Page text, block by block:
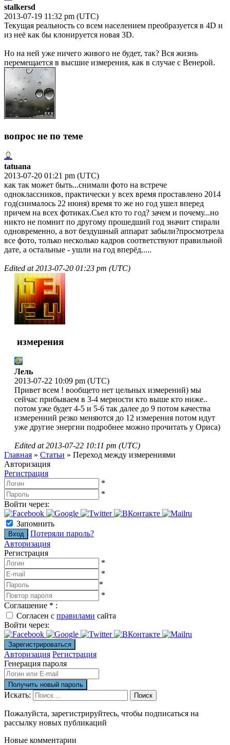
stalkersd
2013-07-19 11:32 pm (UTC)
Текущая реальность со всем населением преобразуется в 4D и
из неё как бы клонируется новая 3D.
Но на ней уже ничего живого не будет, так? Вся жизнь
перемещается в высшие измерения, как в случае с Венерой.
вопрос не по теме
tatuana
2013-07-20 01:21 pm (UTC)
как так может быть...снимали фото на встрече
одноклассников, практически у всех время проставлено 2014
год(снималось 22 июня) время то же но год ушел вперед
причем на всех фотиках.Сьел кто то год? зачем и почему...но
никто не помнит по другому прошедший год значит стирали
одновременно, а вот бездушный аппарат забыли?просмотрела
все фото, только несколько кадров соответствуют правильной
дате, а остальные - ушли на год вперёд.....
Edited at2013-07-20 01:23 pm (UTC)
измерения
Лель
2013-07-22 10:09 pm (UTC)
Привет всем ! вообщето нет цельных измерений) мы
сейчас прибываем в 3-4 мерности кто выше кто ниже..
потом уже будет 4-5 и 5-6 так далее до 9 потом качества
измерениий резко меняются до 12 измерения потом идут
уже другие энергии подробнее можно прочитать у Ориса)
Edited at2013-07-22 10:11 pm (UTC)
Главная » Статьи » Переход между измерениями
Авторизация
Регистрация
*
*
Войти через:
Запомнить
Потеряли пароль?
Авторизация
Регистрация
*
*
*
*
Соглашение * :
Согласен с правилами сайта
Войти через:
Авторизация Регистрация
Генерация пароля
Искать: Поиск
Пожалуйста, зарегистрируйтесь, чтобы подписаться на
рассылку новых публикаций
Новые комментарии